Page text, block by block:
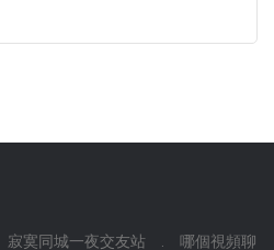
寂寞同城一夜交友站 哪個視頻聊